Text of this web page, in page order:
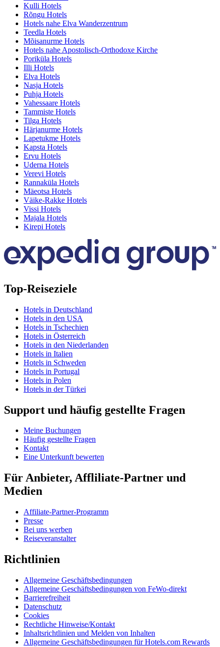
Kulli Hotels
Rõngu Hotels
Hotels nahe Elva Wanderzentrum
Teedla Hotels
Mõisanurme Hotels
Hotels nahe Apostolisch-Orthodoxe Kirche
Poriküla Hotels
Illi Hotels
Elva Hotels
Nasja Hotels
Puhja Hotels
Vahessaare Hotels
Tammiste Hotels
Tilga Hotels
Härjanurme Hotels
Lapetukme Hotels
Kapsta Hotels
Ervu Hotels
Uderna Hotels
Verevi Hotels
Rannaküla Hotels
Mäeotsa Hotels
Väike-Rakke Hotels
Vissi Hotels
Majala Hotels
Kirepi Hotels
Top-Reiseziele
Hotels in Deutschland
Hotels in den USA
Hotels in Tschechien
Hotels in Österreich
Hotels in den Niederlanden
Hotels in Italien
Hotels in Schweden
Hotels in Portugal
Hotels in Polen
Hotels in der Türkei
Support und häufig gestellte Fragen
Meine Buchungen
Häufig gestellte Fragen
Kontakt
Eine Unterkunft bewerten
Für Anbieter, Affliliate-Partner und
Medien
Affiliate-Partner-Programm
Presse
Bei uns werben
Reiseveranstalter
Richtlinien
Allgemeine Geschäftsbedingungen
Allgemeine Geschäftsbedingungen von FeWo-direkt
Barrierefreiheit
Datenschutz
Cookies
Rechtliche Hinweise/Kontakt
Inhaltsrichtlinien und Melden von Inhalten
Allgemeine Geschäftsbedingungen für Hotels.com Rewards